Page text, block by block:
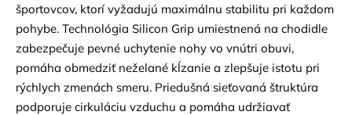
športovcov, ktorí vyžadujú maximálnu stabilitu pri každom
pohybe. Technológia Silicon Grip umiestnená na chodidle
zabezpečuje pevné uchytenie nohy vo vnútri obuvi,
pomáha obmedziť neželané kĺzanie a zlepšuje istotu pri
rýchlych zmenách smeru. Priedušná sieťovaná štruktúra
podporuje cirkuláciu vzduchu a pomáha udržiavať